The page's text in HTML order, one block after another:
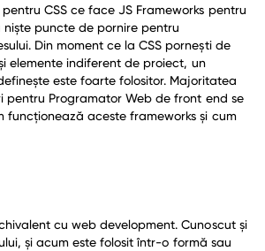
CSS ce face JS Frameworks pentru
puncte de pornire pentru
Din moment ce la CSS pornești de
elemente indiferent de proiect, un
este foarte folositor. Majoritatea
pentru Programator Web de front end se
funcționează aceste frameworks și cum
cu web development. Cunoscut și
și acum este folosit într-o formă sau